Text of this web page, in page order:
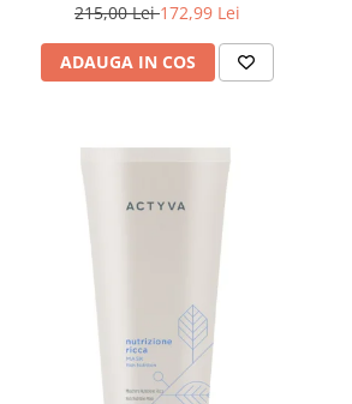
215,00 Lei172,99 Lei
ADAUGA IN COS